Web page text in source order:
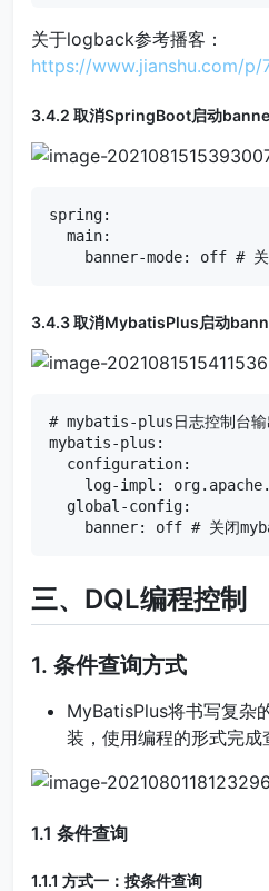
关于logback参考播客：
https://www.jianshu.com/p/
3.4.2 取消SpringBoot启动
spring:
  main:
banner-mode: off #
3.4.3 取消MybatisPlus启动
# mybatis-plus日志控制台输
mybatis-plus:
  configuration:
log-impl:
  global-config:
banner: off # 关闭
三、DQL编程控制
1. 条件查询方式
MyBatisPlus将书写复杂
装，使用编程的形式完成
1.1 条件查询
1.1.1 方式一：按条件查询